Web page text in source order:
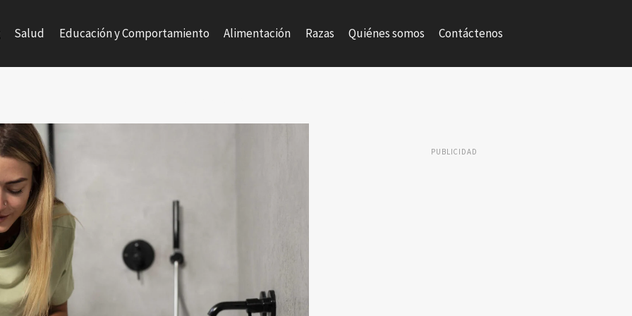
Salud Educación y Comportamiento Alimentación Razas Quiénes somos Contáctenos
PUBLICIDAD